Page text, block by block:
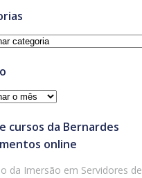
cursos da Bernardes
online
da Imersão em Servidores de